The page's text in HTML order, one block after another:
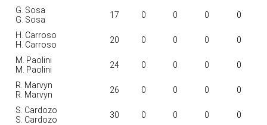
G. Sosa
G. Sosa
17 0 0 0 0
H. Carroso
H. Carroso
20 0 0 0 0
M. Paolini
M. Paolini
24 0 0 0 0
R. Marvyn
R. Marvyn
26 0 0 0 0
S. Cardozo
S. Cardozo
30 0 0 0 0